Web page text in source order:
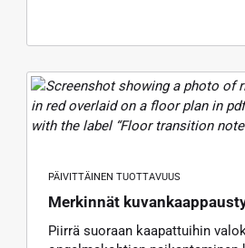
PÄIVITTÄINEN TUOTTAVUUS
Merkinnät
Piirrä suoraan kaapattuihin